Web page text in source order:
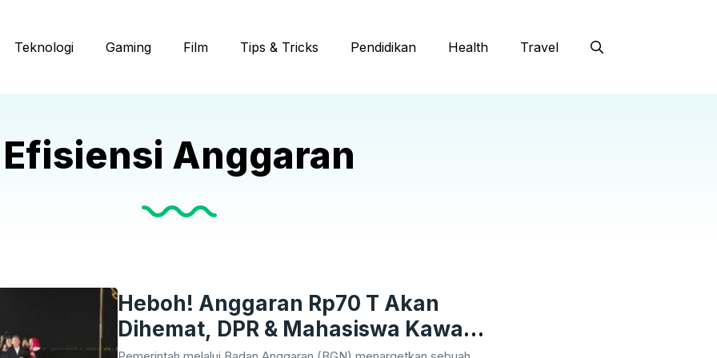
Teknologi Gaming Film Tips & Tricks Pendidikan Health Travel
Efisiensi Anggaran
Heboh! Anggaran Rp70 T Akan
Dihemat, DPR & Mahasiswa Kawal